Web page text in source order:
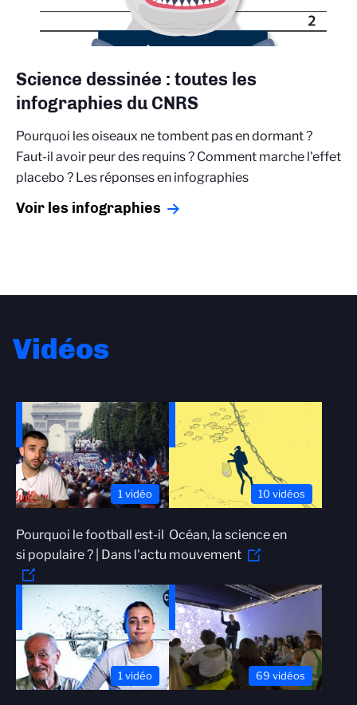
Science dessinée : toutes les
infographies du CNRS
Pourquoi les oiseaux ne tombent pas en dormant ?
Faut-il avoir peur des requins ? Comment marche l'effet
placebo ? Les réponses en infographies
Voir les infographies
Vidéos
1 vidéo
Pourquoi le football est-il
si populaire ? | Dans l'actu
10 vidéos
Océan, la science en
mouvement
1 vidéo 69 vidéos